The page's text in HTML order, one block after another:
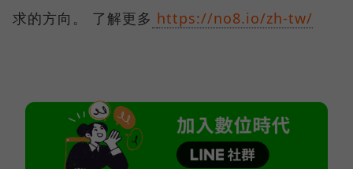
求的方向。 了解更多 https://no8.io/zh-tw/